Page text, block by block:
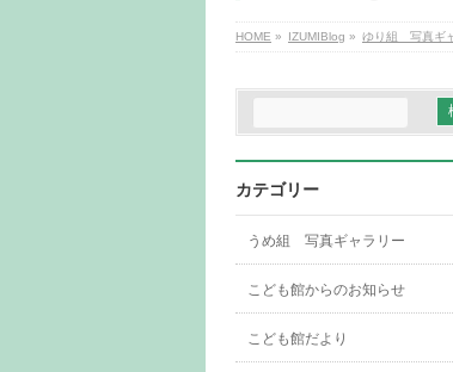
HOME » IZUMIBlog » ゆり組 写真ギ
カテゴリー
うめ組 写真ギャラリー
こども館からのお知らせ
こども館だより